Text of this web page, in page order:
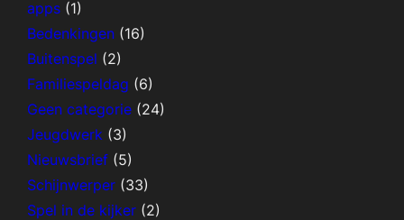
apps (1)
Bedenkingen (16)
Buitenspel (2)
Familiespeldag (6)
Geen categorie (24)
Jeugdwerk (3)
Nieuwsbrief (5)
Schijnwerper (33)
Spel in de kijker (2)